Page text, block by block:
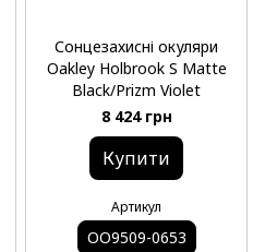
Сонцезахисні окуляри
Oakley Holbrook S Matte
Black/Prizm Violet
8 424 грн
Купити
Артикул
OO9509-0653